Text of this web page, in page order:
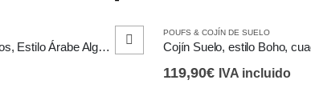
elegir
en
Cojín Suelo, Cuadrado Flecos, Estilo Árabe Algodón, Reposapiés
POUFS & COJÍN DE SUELO
119,90€ IVA incluido